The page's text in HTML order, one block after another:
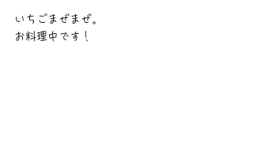
いちごまぜまぜ。
お料理中です！